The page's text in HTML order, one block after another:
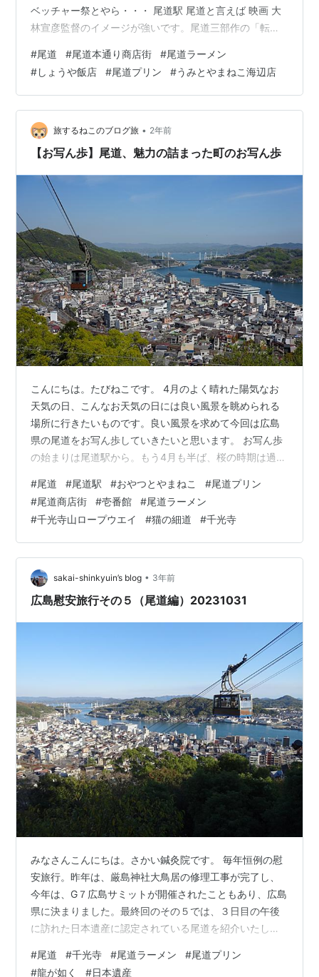
ベッチャー祭とやら・・・ 尾道駅 尾道と言えば 映画 大
林宣彦監督のイメージが強いです。尾道三部作の「転校
ん、原田知世さん、富田靖子さん。私の友人は今でも原
田知世さんのファンです(そういう世代です^^;) けっこう
な雨なのでアーケードのある商店街を散策 尾道本通り商
店街 【尾道本通り商店街】 グルメ、ファッション、尾道
みやげなどのお店情報や観光ガイド情報 尾道と言えば 林
芙美子 「放浪…
#尾道 #尾道本通り商店街 #尾道ラーメン
#しょうや飯店 #尾道プリン #うみとやまねこ海辺店
旅するねこのブログ旅 • 2年前
【お写ん歩】尾道、魅力の詰まった町のお写ん歩
こんにちは。たびねこです。 4月のよく晴れた陽気なお
天気の日、こんなお天気の日には良い風景を眺められる
場所に行きたいものです。良い風景を求めて今回は広島
県の尾道をお写ん歩していきたいと思います。 お写ん歩
の始まりは尾道駅から。もう4月も半ば、桜の時期は過ぎ
をより良くしてくれそうです。 駅前の広場を少し散策。
海と島の風景、気持ち良い風景です。しかし、惜しむべ
くは逆光でお写ん歩がしづらい(笑)。まあ、これは仕方な
しですね。 それでは、尾道の町を少し散策していきたい
と思います。まずは駅前商店街から。そして、いきなり
魅力的な誘惑が(笑)。おやつとやまね…
#尾道 #尾道駅 #おやつとやまねこ #尾道プリン
#尾道商店街 #壱番館 #尾道ラーメン
#千光寺山ロープウエイ #猫の細道 #千光寺
sakai-shinkyuin’s blog • 3年前
広島慰安旅行その５（尾道編）20231031
みなさんこんにちは。さかい鍼灸院です。 毎年恒例の慰
安旅行。昨年は、厳島神社大鳥居の修理工事が完了し、
今年は、G７広島サミットが開催されたこともあり、広島
県に決まりました。最終回のその５では、３日目の午後
に訪れた日本遺産に認定されている尾道を紹介いたしま
景。 福山駅から１９分で尾道駅に到着しました。（１
#尾道 #千光寺 #尾道ラーメン #尾道プリン
#龍が如く #日本遺産